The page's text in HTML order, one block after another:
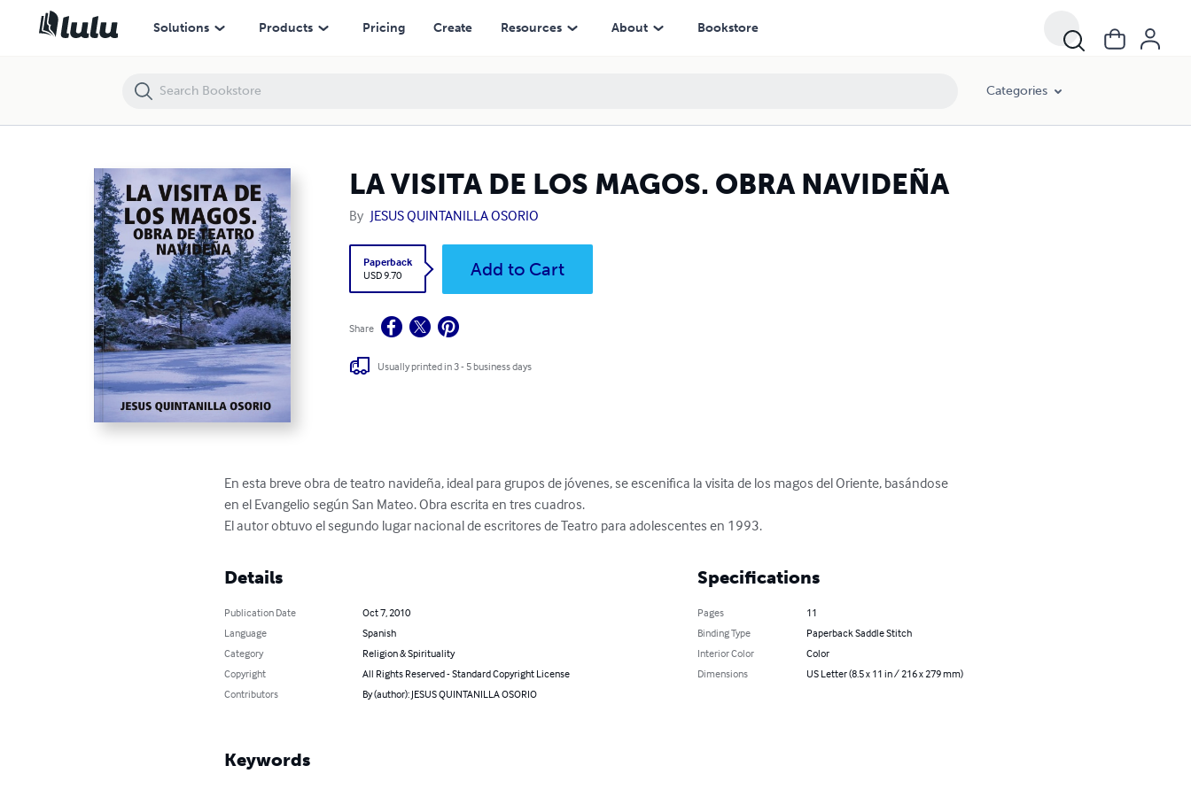
Solutions Products Pricing Create Resources About Bookstore
Categories
LA VISITA DE LOS MAGOS. OBRA NAVIDEÑA
By JESUS QUINTANILLA OSORIO
Paperback
USD 9.70
Add to Cart
Share
Usually printed in 3 - 5 business days
En esta breve obra de teatro navideña, ideal para grupos de jóvenes, se escenifica la visita de los magos del Oriente, basándose
en el Evangelio según San Mateo. Obra escrita en tres cuadros.
El autor obtuvo el segundo lugar nacional de escritores de Teatro para adolescentes en 1993.
Details
Publication Date
Oct 7, 2010
Language
Spanish
Category
Religion & Spirituality
Copyright
All Rights Reserved - Standard Copyright License
Contributors
By (author): JESUS QUINTANILLA OSORIO
Specifications
Pages
11
Binding Type
Paperback Saddle Stitch
Interior Color
Color
Dimensions
US Letter (8.5 x 11 in / 216 x 279 mm)
Keywords
LA VISITA DE LOS MAGOS. OBRA NAVIDEÑA